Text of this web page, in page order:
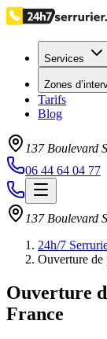
Services
Zones
Tarifs
Blog
137 Boulevard
06 44 64 04 77
137 Boulevard
24h/7
Ouverture de
Ouverture
France